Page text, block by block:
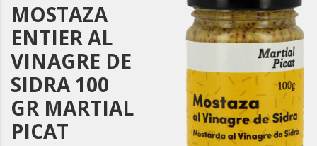
MOSTAZA
ENTIER AL
VINAGRE DE
SIDRA 100
GR MARTIAL
PICAT